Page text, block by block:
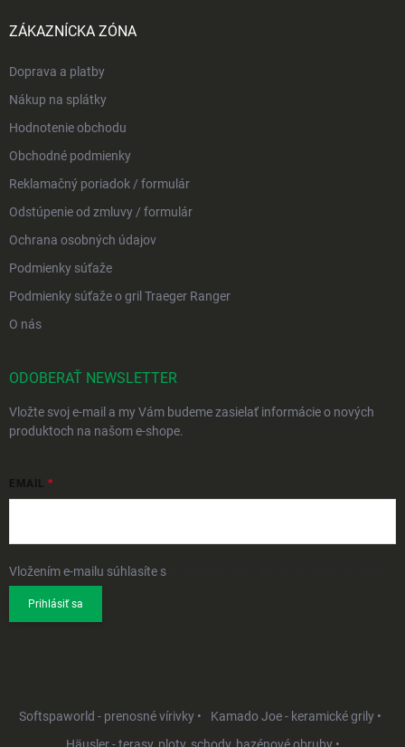
ZÁKAZNÍCKA ZÓNA
Doprava a platby
Nákup na splátky
Hodnotenie obchodu
Obchodné podmienky
Reklamačný poriadok / formulár
Odstúpenie od zmluvy / formulár
Ochrana osobných údajov
Podmienky súťaže
Podmienky súťaže o gril Traeger Ranger
O nás
ODOBERAŤ NEWSLETTER
Vložte svoj e-mail a my Vám budeme zasielať informácie o nových
produktoch na našom e-shope.
EMAIL
Vložením e-mailu súhlasíte s
Prihlásiť sa
Softspaworld - prenosné vírivky •
Kamado Joe - keramické grily •
Häusler - terasy, ploty, schody, bazénové obruby •